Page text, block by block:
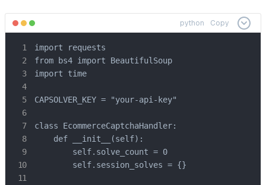
python Copy
import requests
from bs4 import BeautifulSoup
import time
CAPSOLVER_KEY = "your-api-key"
class EcommerceCaptchaHandler:
    def __init__(self):
        self.solve_count = 0
        self.session_solves = {}